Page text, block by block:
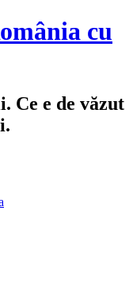
cu
Ce e de văzut